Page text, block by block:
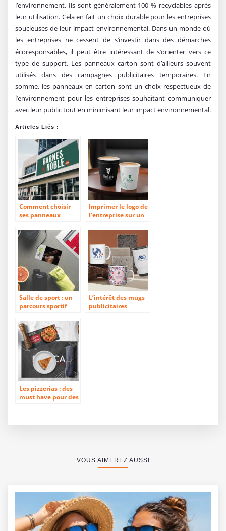
l’environnement. Ils sont généralement 100 % recyclables après
leur utilisation. Cela en fait un choix durable pour les entreprises
soucieuses de leur impact environnemental. Dans un monde où
les entreprises ne cessent de s’investir dans des démarches
écoresponsables, il peut être intéressant de s’orienter vers ce
type de support. Les panneaux carton sont d’ailleurs souvent
utilisés dans des campagnes publicitaires temporaires. En
somme, les panneaux en carton sont un choix respectueux de
l’environnement pour les entreprises souhaitant communiquer
avec leur public tout en minimisant leur impact environnemental.
Articles Liés :
Comment choisir
ses panneaux
communiquer ?
Imprimer le logo de
l’entreprise sur un
ou en carton
Salle de sport : un
parcours sportif
publicitaires
L’intérêt des mugs
publicitaires
Les pizzerias : des
must have pour des
VOUS AIMEREZ AUSSI